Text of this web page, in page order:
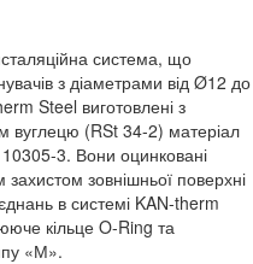
система, що
з діаметрами від Ø12 до
Steel виготовлені з
вуглецю (RSt 34-2) матеріал
3. Вони оцинковані
зовнішньої поверхні
в системі KAN-therm
кільце O-Ring та
«М».